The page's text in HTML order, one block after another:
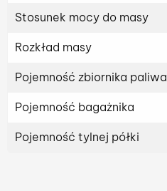
Stosunek mocy do masy
Rozkład masy
Pojemność zbiornika paliwa
Pojemność bagażnika
Pojemność tylnej półki